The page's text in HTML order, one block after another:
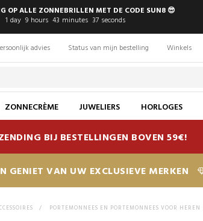
OP ALLE ZONNEBRILLEN MET DE CODE SUN8 😎
1 day 9 hours 43 minutes 36 seconds
advies Status van mijn bestelling Winkels
ZONNECRÈME JUWELIERS HORLOGES
BIJ BESTELLINGEN BOVEN 59€!
GENIET VAN UW EXCLUSIEVE MERKEN
> PORTEMONNEES EN PORTEMONNEES VOOR HEREN